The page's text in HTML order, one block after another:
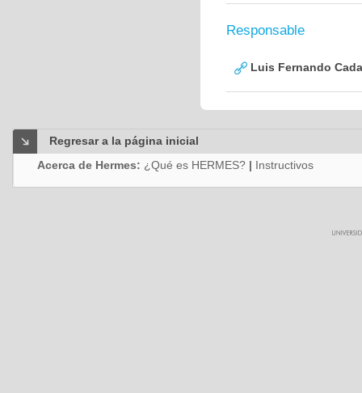
Responsable
Luis Fernando
Regresar a la página inicial
Acerca de Hermes: ¿Qué es HERMES? | Instructivos